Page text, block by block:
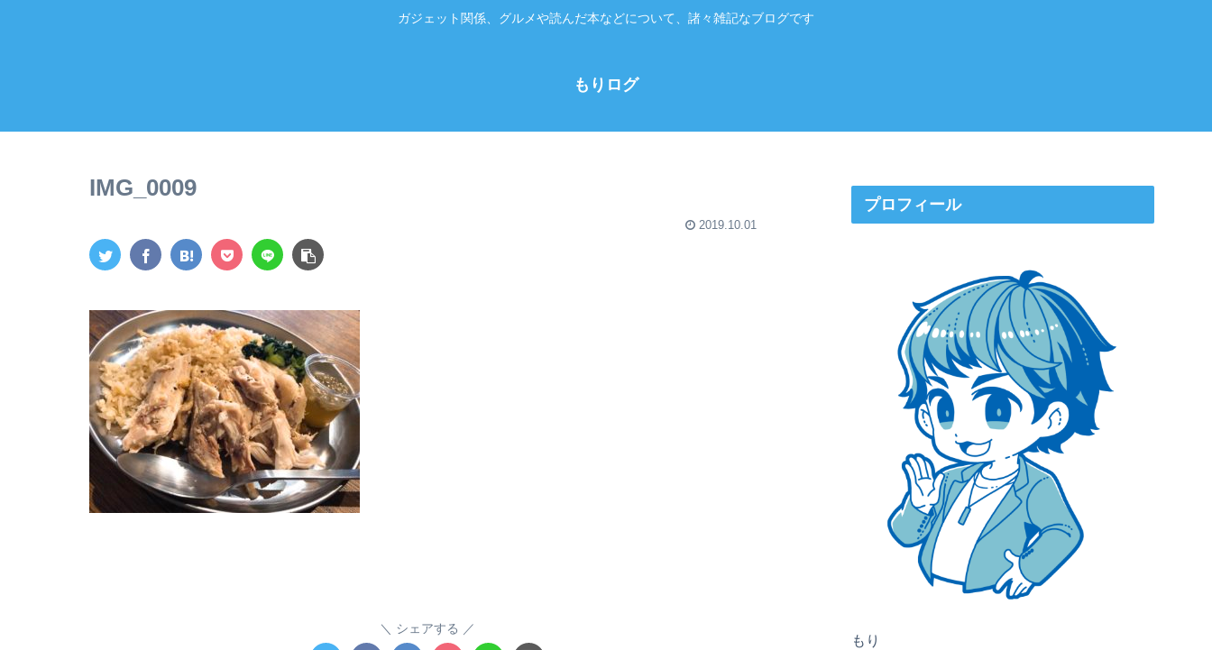
ガジェット関係、グルメや読んだ本などについて、諸々雑記なブログです
もりログ
IMG_0009
2019.10.01
シェアする
プロフィール
もり